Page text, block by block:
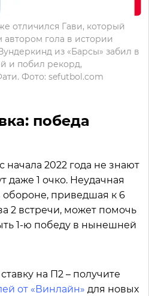
отличился Гави, который
гола в истории
из «Барсы» забил в
и побил рекорд,
Фото: sefutbol.com
победа
2022 года не знают
даже 1 очко. Неудачная
приведшая к 6
2 встречи, может помочь
1-ю победу в нынешней
на П2 – получите
от «Винлайн» для новых